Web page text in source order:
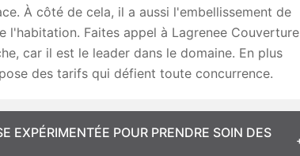
À côté de cela, il a aussi l'embellissement de
l'habitation. Faites appel à Lagrenee Couverture
car il est le leader dans le domaine. En plus
des tarifs qui défient toute concurrence.
EXPÉRIMENTÉE POUR PRENDRE SOIN DES